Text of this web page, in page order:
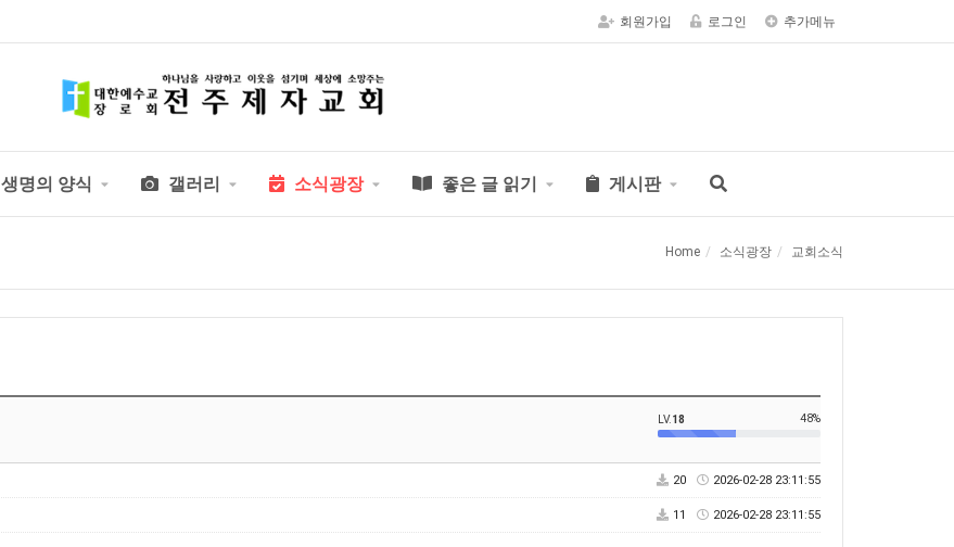
회원가입 로그인 추가메뉴
생명의 양식 갤러리 소식광장 좋은 글 읽기 게시판
Home 소식광장 교회소식
LV.18 48%
20 2026-02-28 23:11:55
11 2026-02-28 23:11:55